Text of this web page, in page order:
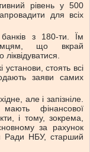
рівень у 500
для всіх
з 180-ти. Їм
що вкрай
стоять всі
заяви самих
але і запізніле.
фінансової
і тому, зокрема,
за рахунок
Ради НБУ, старший